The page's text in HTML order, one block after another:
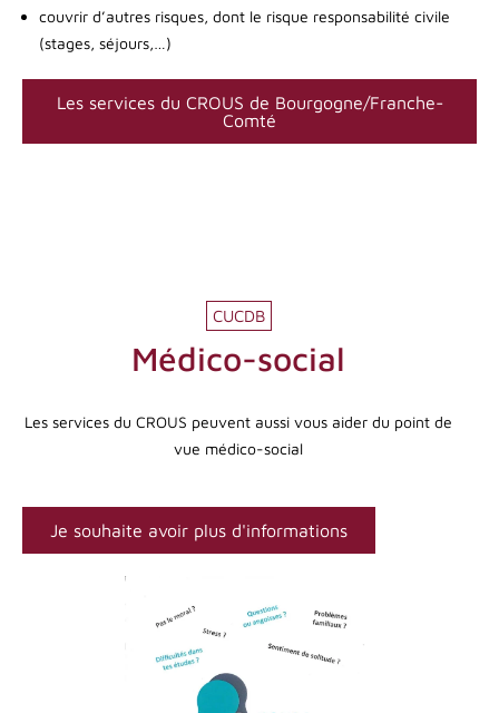
couvrir d’autres risques, dont le risque responsabilité civile
(stages, séjours,…)
Les services du CROUS de Bourgogne/Franche-
Comté
CUCDB
Médico-social
Les services du CROUS peuvent aussi vous aider du point de
vue médico-social
Je souhaite avoir plus d'informations